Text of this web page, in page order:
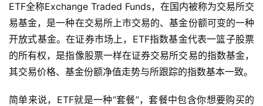
ETF全称Exchange Traded Funds，在国内被称为交易所交
易基金，是一种在交易所上市交易的、基金份额可变的一种
开放式基金。在证券市场上，ETF指数基金代表一篮子股票
的所有权，是指像股票一样在证券交易所交易的指数基金，
其交易价格、基金份额净值走势与所跟踪的指数基本一致。
简单来说，ETF就是一种“套餐”，套餐中包含你想要购买的